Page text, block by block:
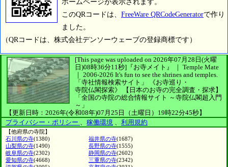
ホームページが表示されます。
このQRコードは、 FreeWare QRCodeGeneratorで作り
ました。
（QRコードは、株式会社デンソーウェーブの登録商標です）
[This page was uploaded on 2026年07月28日(火曜
日)08時36分11秒] 『お寺メイト』 ｜ Temple Mate
｜ 2006-2026 It's fun to see the shrines and temples.
「寺社情報検索サイト」
《お寺巡り・
寺院仏閣探索》
【日本のお寺の完全調査・探求】
「全国の寺院の総合情報サイト ～寺院仏閣超入門
～」
【更新日時：2026年(令和08年)07月25日（土曜日）19時22分45秒】
プライバシー・ポリシー 、 稼働環境 、 利用規約
【他府県の寺院】
石川県の寺(1380) 福井県の寺(1687)
山梨県の寺(1490) 長野県の寺(1555)
岐阜県の寺(2302) 静岡県の寺(2602)
愛知県の寺(4668) 三重県の寺(2342)